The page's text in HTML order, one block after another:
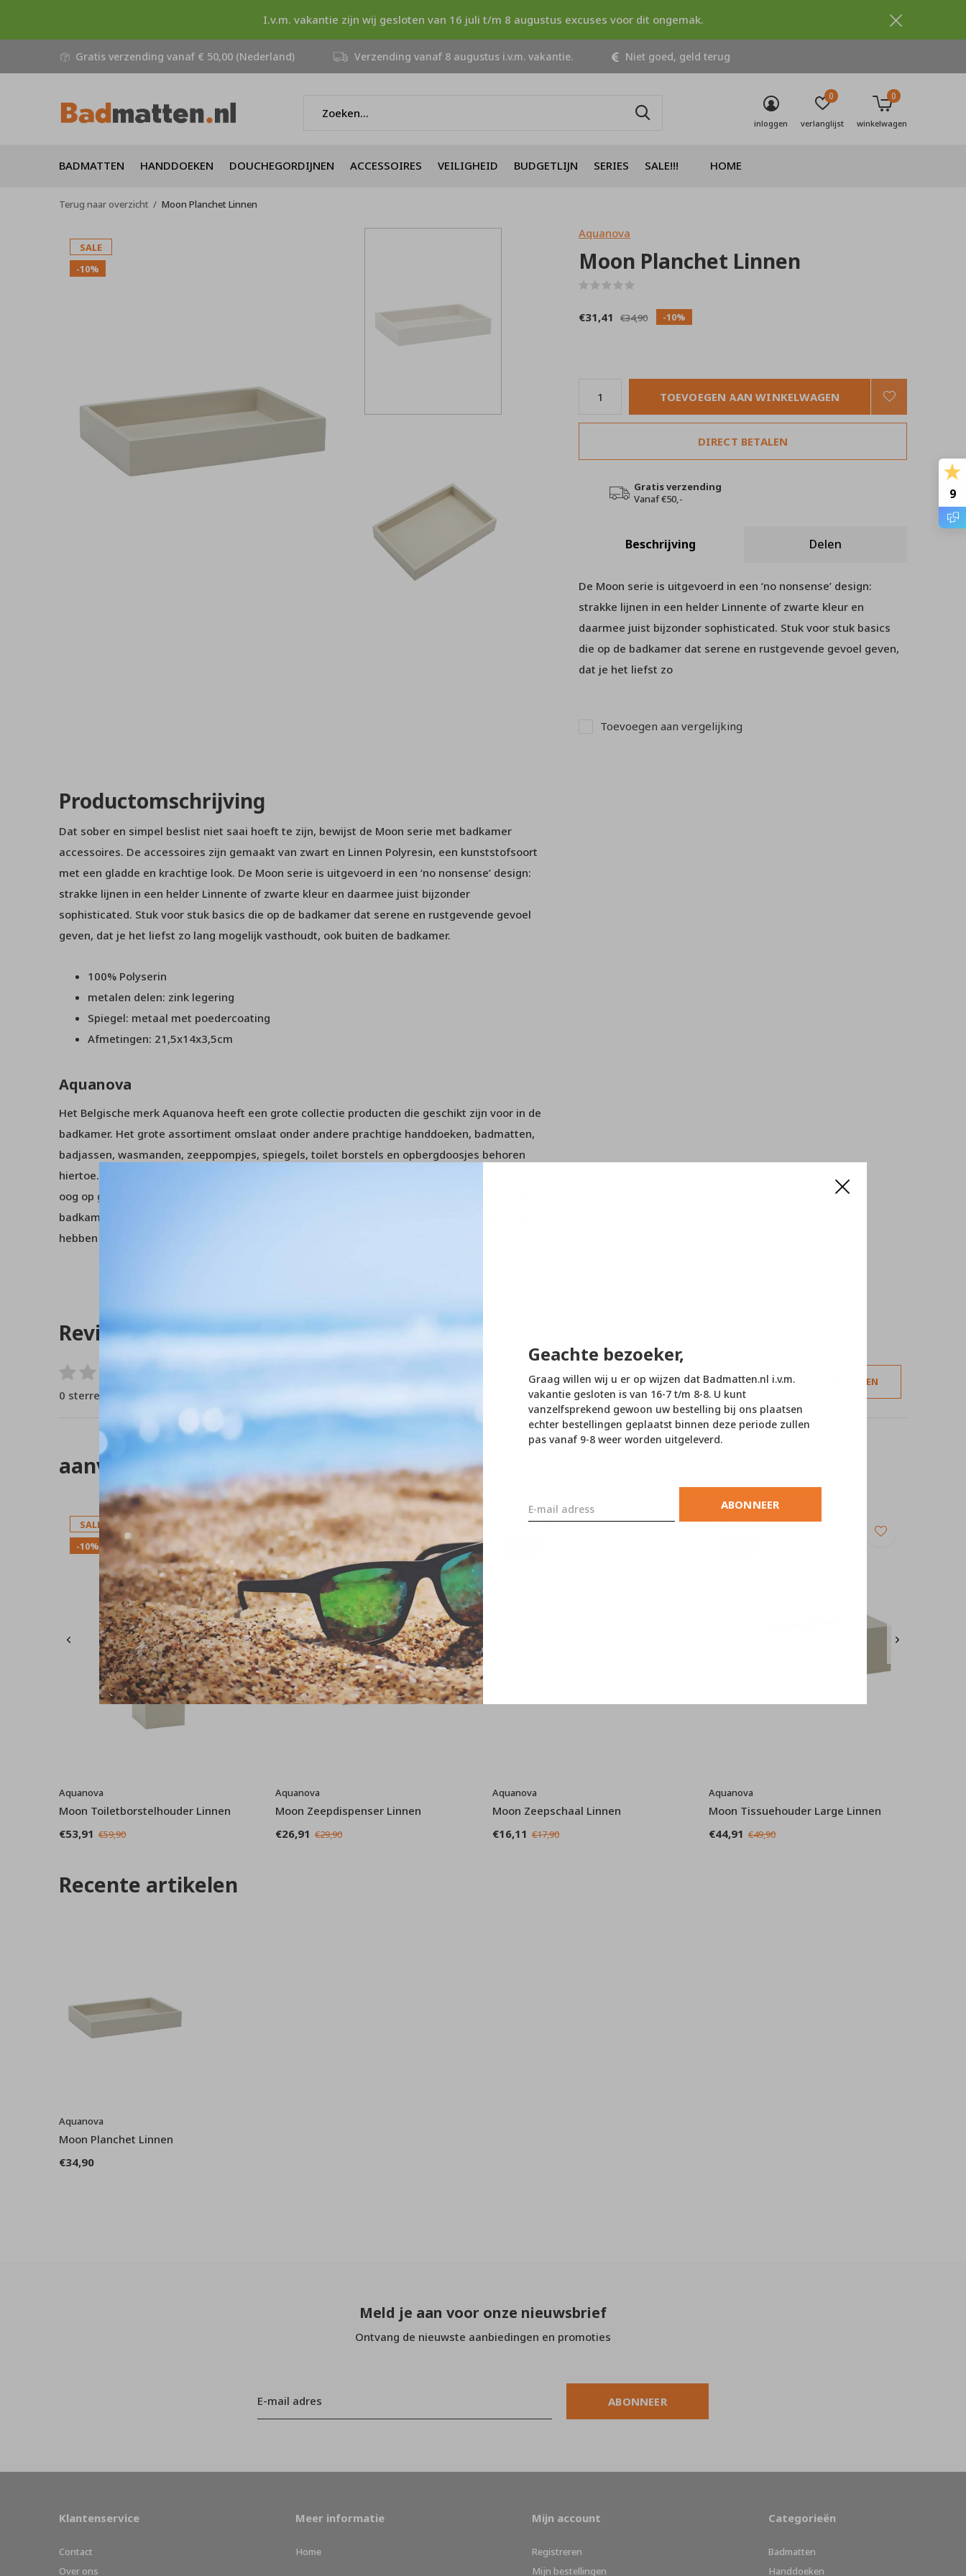
Geachte bezoeker,
Graag willen wij u er op wijzen dat Badmatten.nl i.v.m.
vakantie gesloten is van 16-7 t/m 8-8. U kunt
vanzelfsprekend gewoon uw bestelling bij ons plaatsen
echter bestellingen geplaatst binnen deze periode zullen
pas vanaf 9-8 weer worden uitgeleverd.
ABONNEER
BADMATTEN HANDDOEKEN DOUCHEGORDIJNEN ACCESSOIRES VEILIGHEID BUDGETLIJN SERIES SALE!!! HOME
inloggen verlanglijst
0
winkelwagen
0
Gratis verzending vanaf € 50,00 (Nederland) Verzending vanaf 8 augustus i.v.m. vakantie. Niet goed, geld terug
I.v.m. vakantie zijn wij gesloten van 16 juli t/m 8 augustus excuses voor dit ongemak.
Terug naar overzicht Moon Planchet Linnen
SALE
-10%
Aquanova
Moon Planchet Linnen
€31,41 €34,90 -10%
TOEVOEGEN AAN WINKELWAGEN
DIRECT BETALEN
Gratis verzending
Vanaf €50,-
Beschrijving Delen
De Moon serie is uitgevoerd in een ‘no nonsense’ design:
strakke lijnen in een helder Linnente of zwarte kleur en
daarmee juist bijzonder sophisticated. Stuk voor stuk basics
die op de badkamer dat serene en rustgevende gevoel geven,
dat je het liefst zo
Toevoegen aan vergelijking
Productomschrijving
Dat sober en simpel beslist niet saai hoeft te zijn, bewijst de Moon serie met badkamer
accessoires. De accessoires zijn gemaakt van zwart en Linnen Polyresin, een kunststofsoort
met een gladde en krachtige look. De Moon serie is uitgevoerd in een ‘no nonsense’ design:
strakke lijnen in een helder Linnente of zwarte kleur en daarmee juist bijzonder
sophisticated. Stuk voor stuk basics die op de badkamer dat serene en rustgevende gevoel
geven, dat je het liefst zo lang mogelijk vasthoudt, ook buiten de badkamer.
100% Polyserin
metalen delen: zink legering
Spiegel: metaal met poedercoating
Afmetingen: 21,5x14x3,5cm
Aquanova
Het Belgische merk Aquanova heeft een grote collectie producten die geschikt zijn voor in de
badkamer. Het grote assortiment omslaat onder andere prachtige handdoeken, badmatten,
badjassen, wasmanden, zeeppompjes, spiegels, toilet borstels en opbergdoosjes behoren
hiertoe. Alle artikelen zijn gemaakt van hoogwaardige materialen en vervaardigd met het
oog op gebruikersgemak. Met de prachtige duurzame producten van Aquanova geeft u uw
badkamer in een handomdraai een rustgevende en mooie sfeer! Mocht u verder nog vragen
hebben over dit product of over iets anders, neem dan contact op met onze
Reviews
0
0 sterren op basis van 0 beoordelingen
JE BEOORDELING TOEVOEGEN
aanverwante artikelen
SALE
-10%
Aquanova
Moon Toiletborstelhouder Linnen
€53,91 €59,90
SALE
-10%
Aquanova
Moon Zeepdispenser Linnen
€26,91 €29,90
SALE
Aquanova
Moon Zeepschaal Linnen
€16,11 €17,90
SALE
Aquanova
Moon Tissuehouder Large Linnen
€44,91 €49,90
Recente artikelen
Aquanova
Moon Planchet Linnen
€34,90
Meld je aan voor onze nieuwsbrief
Ontvang de nieuwste aanbiedingen en promoties
ABONNEER
Klantenservice
Contact
Over ons
Meer informatie
Home
Mijn account
Registreren
Mijn bestellingen
Categorieën
Badmatten
Handdoeken
9